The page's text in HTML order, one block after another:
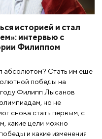
историей и стал
интервью с
Филиппом
абсолютом? Стать им еще
победы на
Филипп Лысанов
но не
снова стать первым, с
какие цели можно
и какие изменения